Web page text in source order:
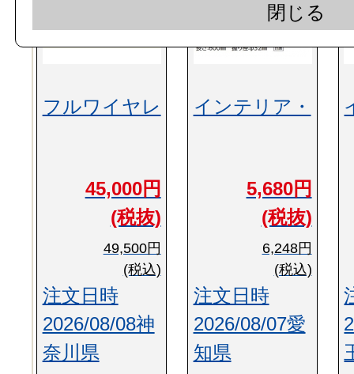
フルワイヤレ
45,000円
(税抜)
49,500円
(税込)
注文日時
2026/08/08神
奈川県
インテリア・
5,680円
(税抜)
6,248円
(税込)
注文日時
2026/08/07愛
知県
閉じる